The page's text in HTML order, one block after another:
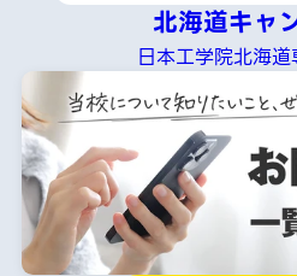
北海道キャ
日本工学院北海